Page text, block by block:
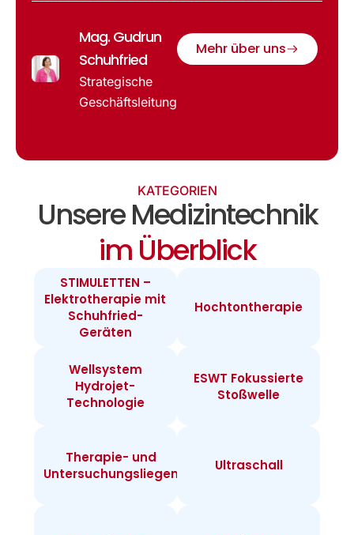
Mag. Gudrun
Schuhfried
Strategische
Geschäftsleitung
Mehr über uns
KATEGORIEN
Unsere Medizintechnik
im Überblick
STIMULETTEN –
Elektrotherapie mit
Schuhfried-
Geräten
Hochtontherapie
Wellsystem
Hydrojet-
Technologie
ESWT Fokussierte
Stoßwelle
Therapie- und
Untersuchungsliegen
Ultraschall